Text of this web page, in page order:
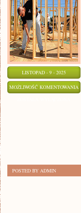
LISTOPAD - 9 - 2025
MOŻLIWOŚĆ KOMENTOWANIA
POSTED BY ADMIN